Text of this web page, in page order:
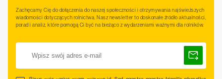
Zachęcamy Cię do dołączenia do naszej społeczności i otrzymywania najświeższych
wiadomości dotyczących rolnictwa. Nasz newsletter to doskonałe źródło aktualności,
porad i analiz, które pomogą Ci być na bieżąco z wydarzeniami ważnymi dla rolników.